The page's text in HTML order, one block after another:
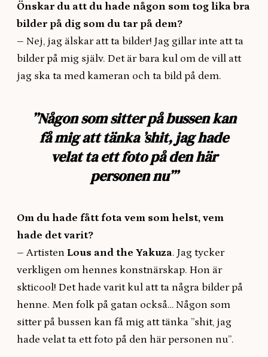
Önskar du att du hade någon som tog lika bra
bilder på dig som du tar på dem?
– Nej, jag älskar att ta bilder! Jag gillar inte att ta
bilder på mig själv. Det är bara kul om de vill att
jag ska ta med kameran och ta bild på dem.
”Någon som sitter på bussen kan
få mig att tänka ’shit, jag hade
velat ta ett foto på den här
personen nu’”
Om du hade fått fota vem som helst, vem
hade det varit?
– Artisten Lous and the Yakuza. Jag tycker
verkligen om hennes konstnärskap. Hon är
skticool! Det hade varit kul att ta några bilder på
henne. Men folk på gatan också… Någon som
sitter på bussen kan få mig att tänka ”shit, jag
hade velat ta ett foto på den här personen nu”.